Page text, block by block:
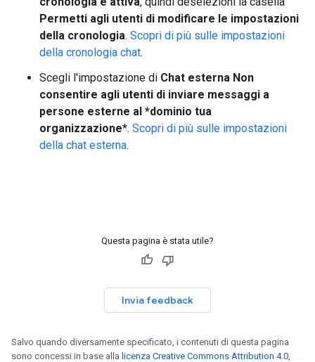
Permetti agli utenti di modificare le impostazioni
della cronologia. Scopri di più sulle impostazioni
della cronologia chat.
Scegli l'impostazione di Chat esterna Non
consentire agli utenti di inviare messaggi a
persone esterne al *dominio tua
organizzazione*. Scopri di più sulle impostazioni
della chat esterna.
Questa pagina è stata utile?
Invia feedback
Salvo quando diversamente specificato, i contenuti di questa pagina
sono concessi in base alla licenza Creative Commons Attribution 4.0,